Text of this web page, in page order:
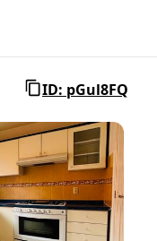
ID: pGul8FQ